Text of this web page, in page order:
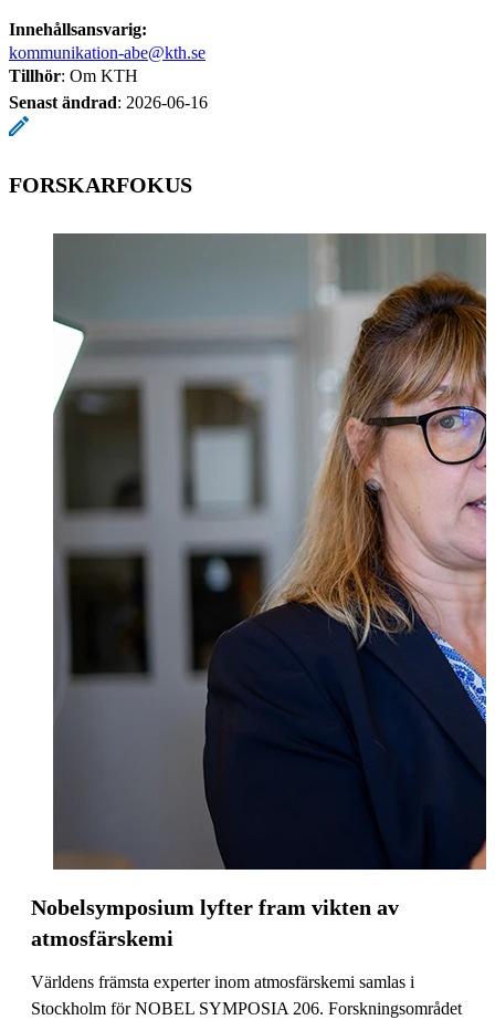
Innehållsansvarig:
kommunikation-abe@kth.se
Tillhör: Om KTH
Senast ändrad: 2026-06-16
FORSKARFOKUS
Nobelsymposium lyfter fram vikten av
atmosfärskemi
Världens främsta experter inom atmosfärskemi samlas i
Stockholm för NOBEL SYMPOSIA 206. Forskningsområdet